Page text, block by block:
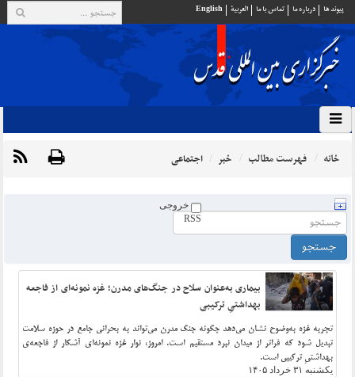
پيوند ها درباره ما تماس با ما العربية English
خانه فهرست مطالب خبر اجتماعی
خروجی
RSS
بیماری به‌عنوان سلاح در جنگ‌های مدرن؛ غزه نمونه‌ای از فاجعه‌
بهداشتیِ ترکیبی
تجربه‌ غزه به‌وضوح نشان می‌دهد چگونه جنگ مدرن می‌تواند به بحرانی جامع در حوزه سلامت
تبدیل شود که فراتر از میدان نبرد مستقیم است. امروز، نوار غزه نمونه‌ای آشکار از فاجعه‌ی
بهداشتیِ ترکیبی است.
یکشنبه ۳۱ خرداد ۱۴۰۵